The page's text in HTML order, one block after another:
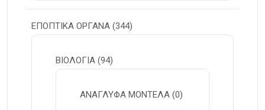
ΕΠΟΠΤΙΚΑ ΟΡΓΑΝΑ (344)
ΒΙΟΛΟΓΙΑ (94)
ΑΝΑΓΛΥΦΑ ΜΟΝΤΕΛΑ (0)